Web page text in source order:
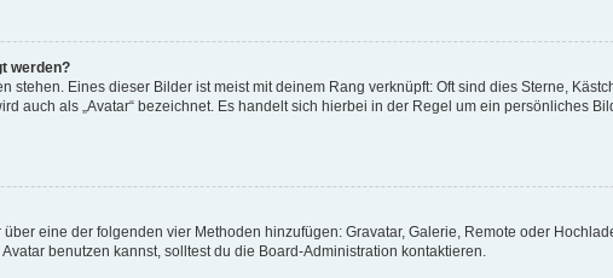
werden?
stehen. Eines dieser Bilder ist meist mit deinem Rang verknüpft: Oft sind dies Sterne,
auch als „Avatar“ bezeichnet. Es handelt sich hierbei in der Regel um ein persönliches
eine der folgenden vier Methoden hinzufügen: Gravatar, Galerie, Remote oder
benutzen kannst, solltest du die Board-Administration kontaktieren.